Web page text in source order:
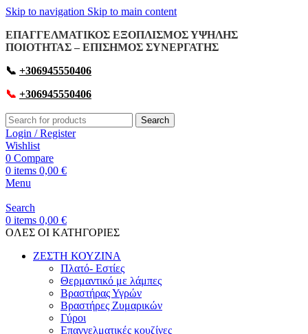
Skip to navigation Skip to main content
ΕΠΑΓΓΕΛΜΑΤΙΚΟΣ ΕΞΟΠΛΙΣΜΟΣ ΥΨΗΛΗΣ
ΠΟΙΟΤΗΤΑΣ – ΕΠΙΣΗΜΟΣ ΣΥΝΕΡΓΑΤΗΣ
📞 +306945550406
📞 +306945550406
Search
Login / Register
Wishlist
0 Compare
0 items 0,00 €
Menu
Search
0 items 0,00 €
OΛΕΣ ΟΙ ΚΑΤΗΓΟΡΙΕΣ
ΖΕΣΤΗ ΚΟΥΖΙΝΑ
Πλατό- Εστίες
Θερμαντικό με λάμπες
Βραστήρας Υγρών
Βραστήρες Ζυμαρικών
Γύροι
Επαγγελματικές κουζίνες